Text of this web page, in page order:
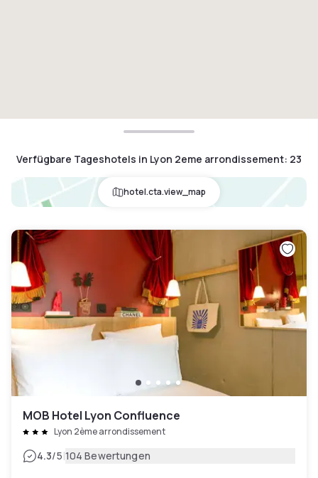
Verfügbare Tageshotels in Lyon 2eme arrondissement: 23
hotel.cta.view_map
MOB Hotel Lyon Confluence
Lyon 2ème arrondissement
4.3/5|104 Bewertungen